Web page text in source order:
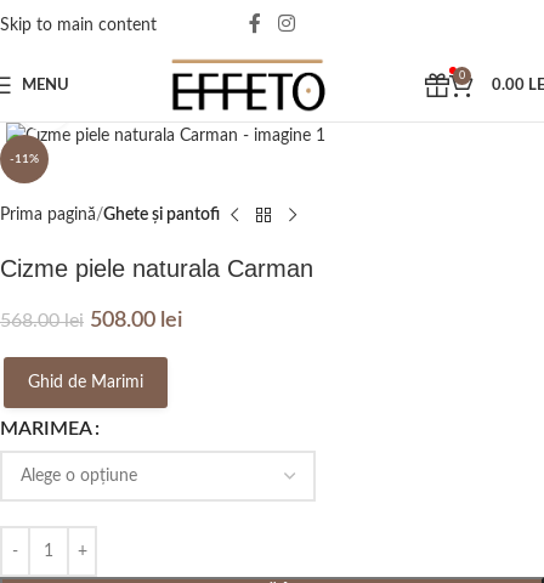
Skip to main content
MENU
0
0.00
-11%
Click to enlarge
Prima pagină Ghete și pantofi
Cizme piele naturala Carman
568.00lei 508.00 lei
Ghid de Marimi
MARIMEA